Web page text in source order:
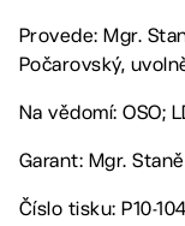
Provede: Mgr.
Počarovský,
Na vědomí: OSO;
Garant: Mgr.
Číslo tisku: P10-